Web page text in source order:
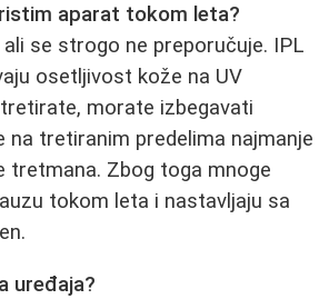
aparat tokom leta?
se strogo ne preporučuje. IPL
osetljivost kože na UV
morate izbegavati
na tretiranim predelima najmanje
tretmana. Zbog toga mnoge
tokom leta i nastavljaju sa
uređaja?